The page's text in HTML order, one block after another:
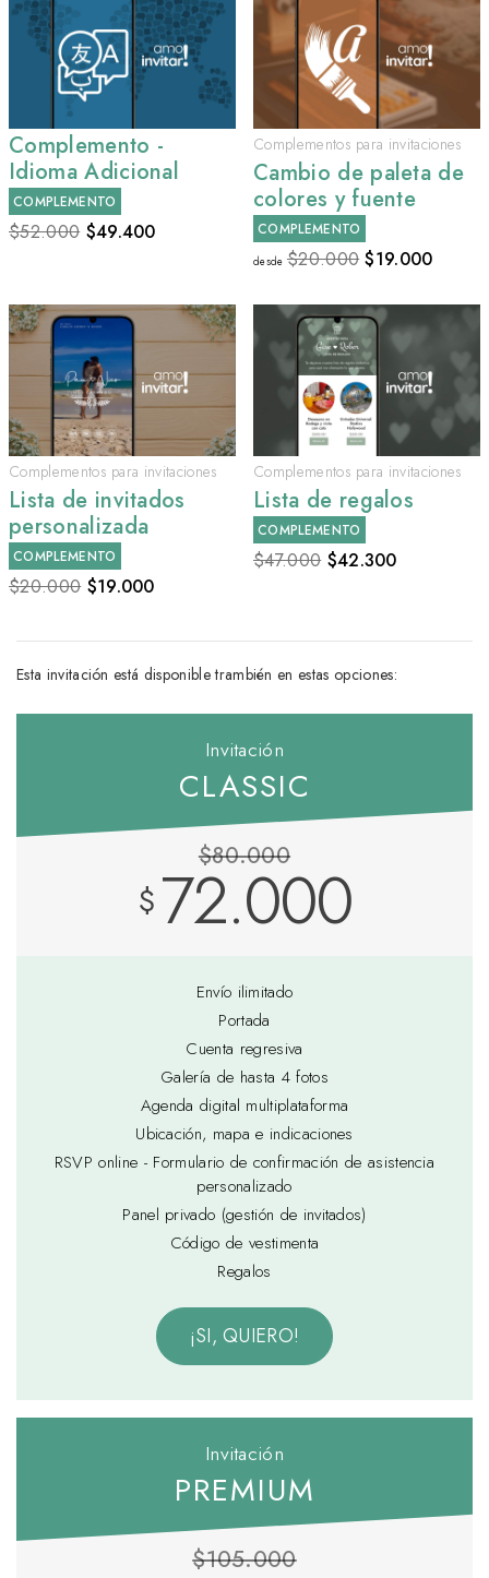
Complemento -
Idioma Adicional
COMPLEMENTO
$52.000$49.400
Complementos para invitaciones
Cambio de paleta de
colores y fuente
COMPLEMENTO
desde $20.000$19.000
Complementos para invitaciones
Lista de invitados
personalizada
COMPLEMENTO
$20.000$19.000
Complementos para invitaciones
Lista de regalos
COMPLEMENTO
$47.000$42.300
Esta invitación está disponible trambién en estas opciones:
Invitación
CLASSIC
$80.000
$72.000
Envío ilimitado
Portada
Cuenta regresiva
Galería de hasta 4 fotos
Agenda digital multiplataforma
Ubicación, mapa e indicaciones
RSVP online - Formulario de confirmación de asistencia
personalizado
Panel privado (gestión de invitados)
Código de vestimenta
Regalos
¡SI, QUIERO!
Invitación
PREMIUM
$105.000